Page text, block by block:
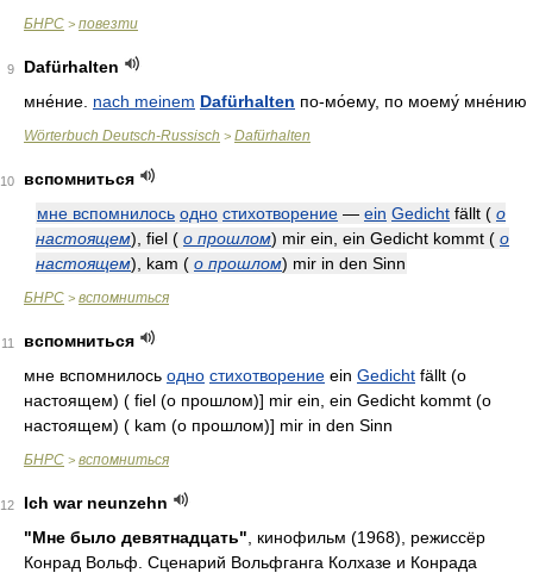
БНРС > повезти
9
Dafürhalten
мне́ние nach meinem Dafürhalten по-мо́ему, по моему́ мне́нию
Wörterbuch Deutsch-Russisch > Dafürhalten
10
вспомниться
мне вспомнилось одно стихотворение — ein Gedicht fällt ( о
настоящем) , fiel ( о прошлом) mir ein, ein Gedicht kommt ( о
настоящем) , kam ( о прошлом) mir in den Sinn
БНРС > вспомниться
11
вспомниться
мне вспомнилось одно стихотворение ein Gedicht fällt (о
настоящем) ( fiel (о прошлом)] mir ein, ein Gedicht kommt (о
настоящем) ( kam (о прошлом)] mir in den Sinn
БНРС > вспомниться
12
Ich war neunzehn
"Мне было девятнадцать" , кинофильм (1968), режиссёр
Конрад Вольф. Сценарий Вольфганга Колхазе и Конрада